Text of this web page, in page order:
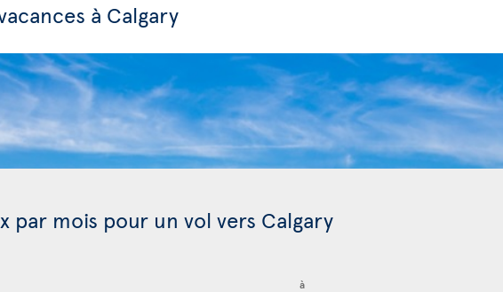
à Calgary
par mois pour un vol vers Calgary
à